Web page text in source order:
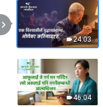
24:03
46:04